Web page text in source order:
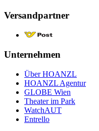
Versandpartner
Unternehmen
Über HOANZL
HOANZL Agentur
GLOBE Wien
Theater im Park
WatchAUT
Entrello